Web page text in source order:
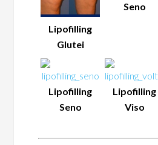
Lipofilling
Glutei
Seno
Lipofilling
Seno
Lipofilling
Viso